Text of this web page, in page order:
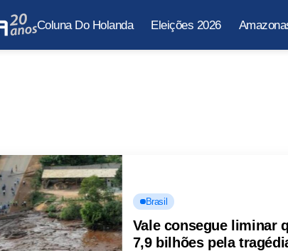
Coluna Do Holanda Eleições 2026
Brasil
Vale consegue liminar
7,9 bilhões pela